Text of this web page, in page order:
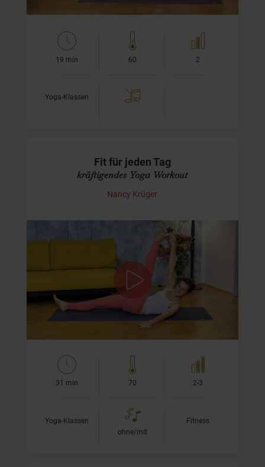
19 min 60 2
Yoga-Klassen
Fit für jeden Tag
kräftigendes Yoga Workout
Nancy Krüger
Praxis für Deine Fitness
Diese Einheit ist passend für Dich, wenn Du kraftvoll in
den Tag oder Abend starten möchtest. In nur 30 Minuten
aktivieren Deine Arm- Bein- und Bauchmuskeln, dehnen
31 min 70 2-3
Yoga-Klassen
ohne/mit
Fitness